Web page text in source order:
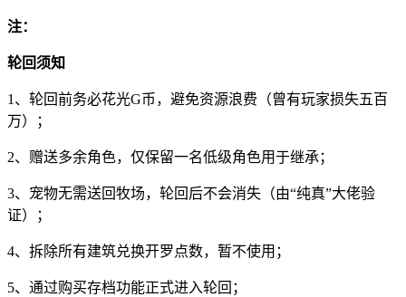
注：
轮回须知
1、轮回前务必花光G币，避免资源浪费（曾有玩家损失五百
万）；
2、赠送多余角色，仅保留一名低级角色用于继承；
3、宠物无需送回牧场，轮回后不会消失（由“纯真”大佬验
证）；
4、拆除所有建筑兑换开罗点数，暂不使用；
5、通过购买存档功能正式进入轮回；